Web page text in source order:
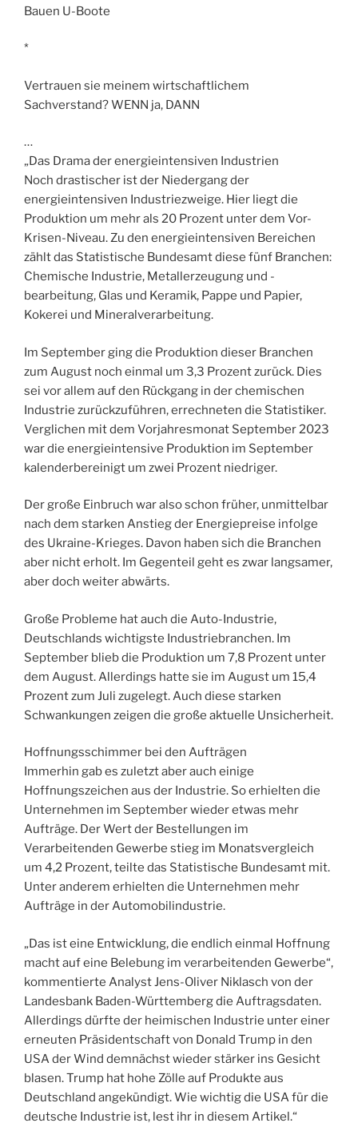
Bauen U-Boote
*
Vertrauen sie meinem wirtschaftlichem
Sachverstand? WENN ja, DANN
…
„Das Drama der energieintensiven Industrien
Noch drastischer ist der Niedergang der
energieintensiven Industriezweige. Hier liegt die
Produktion um mehr als 20 Prozent unter dem Vor-
Krisen-Niveau. Zu den energieintensiven Bereichen
zählt das Statistische Bundesamt diese fünf Branchen:
Chemische Industrie, Metallerzeugung und -
bearbeitung, Glas und Keramik, Pappe und Papier,
Kokerei und Mineralverarbeitung.
Im September ging die Produktion dieser Branchen
zum August noch einmal um 3,3 Prozent zurück. Dies
sei vor allem auf den Rückgang in der chemischen
Industrie zurückzuführen, errechneten die Statistiker.
Verglichen mit dem Vorjahresmonat September 2023
war die energieintensive Produktion im September
kalenderbereinigt um zwei Prozent niedriger.
Der große Einbruch war also schon früher, unmittelbar
nach dem starken Anstieg der Energiepreise infolge
des Ukraine-Krieges. Davon haben sich die Branchen
aber nicht erholt. Im Gegenteil geht es zwar langsamer,
aber doch weiter abwärts.
Große Probleme hat auch die Auto-Industrie,
Deutschlands wichtigste Industriebranchen. Im
September blieb die Produktion um 7,8 Prozent unter
dem August. Allerdings hatte sie im August um 15,4
Prozent zum Juli zugelegt. Auch diese starken
Schwankungen zeigen die große aktuelle Unsicherheit.
Hoffnungsschimmer bei den Aufträgen
Immerhin gab es zuletzt aber auch einige
Hoffnungszeichen aus der Industrie. So erhielten die
Unternehmen im September wieder etwas mehr
Aufträge. Der Wert der Bestellungen im
Verarbeitenden Gewerbe stieg im Monatsvergleich
um 4,2 Prozent, teilte das Statistische Bundesamt mit.
Unter anderem erhielten die Unternehmen mehr
Aufträge in der Automobilindustrie.
„Das ist eine Entwicklung, die endlich einmal Hoffnung
macht auf eine Belebung im verarbeitenden Gewerbe“,
kommentierte Analyst Jens-Oliver Niklasch von der
Landesbank Baden-Württemberg die Auftragsdaten.
Allerdings dürfte der heimischen Industrie unter einer
erneuten Präsidentschaft von Donald Trump in den
USA der Wind demnächst wieder stärker ins Gesicht
blasen. Trump hat hohe Zölle auf Produkte aus
Deutschland angekündigt. Wie wichtig die USA für die
deutsche Industrie ist, lest ihr in diesem Artikel.“